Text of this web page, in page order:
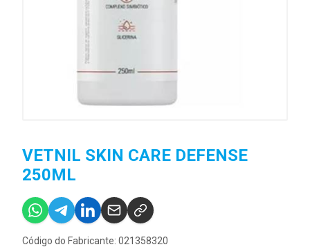
VETNIL SKIN CARE DEFENSE
250ML
Código do Fabricante: 021358320